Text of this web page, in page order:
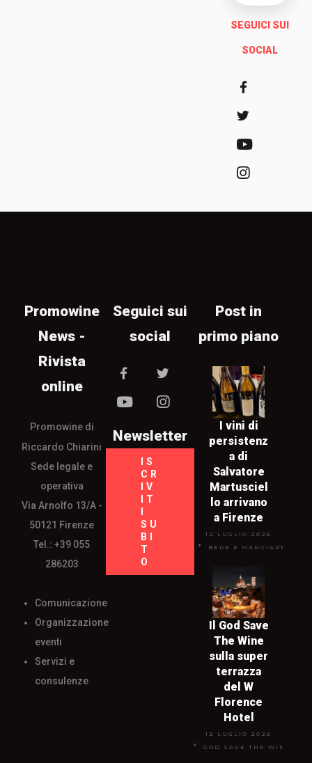
SEGUICI SUI
SOCIAL
Promowine
News -
Rivista
online
Promowine di
Riccardo Chiarini
Sede legale e
operativa
Via Arnolfo 13/A -
50121 Firenze
Tel.: +39 055
286203
Comunicazione
Organizzazione
eventi
Servizi e
consulenze
Seguici sui
social
Newsletter
IS
CR
IV
IT
SU
BI
T
O
Post in
primo piano
I vini di
persistenz
a di
Salvatore
Martusciel
lo arrivano
a Firenze
12 LUGLIO 2026
BERE E MANGIARE
Il God Save
The Wine
sulla super
terrazza
del W
Florence
Hotel
12 LUGLIO 2026
GOD SAVE THE WINE